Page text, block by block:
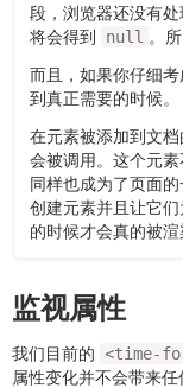
段，浏览器还没有
将会得到 null 。
而且，如果你仔细
到真正需要的时候。
在元素被添加到文
会被调用。这个元
同样也成为了页面
创建元素并且让它
的时候才会真的被渲
监视属性
我们目前的 <time-
属性变化并不会带来